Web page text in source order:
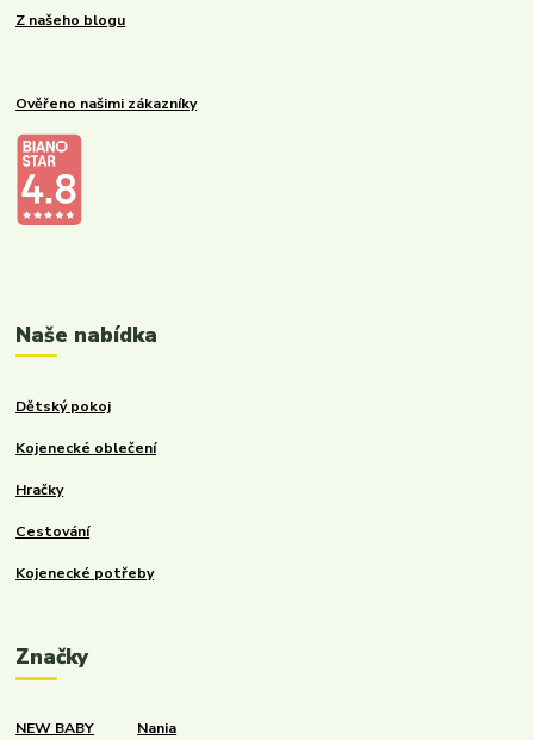
Z našeho blogu
Ověřeno našimi zákazníky
Naše nabídka
Dětský pokoj
Kojenecké oblečení
Hračky
Cestování
Kojenecké potřeby
Značky
NEW BABY Nania